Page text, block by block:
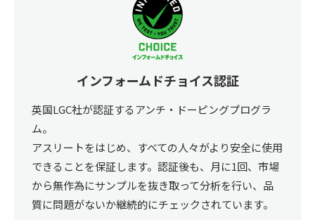
インフォームドチョイス認証
英国LGC社が認証するアンチ・ドーピングプログラ
ム。
アスリートをはじめ、すべての人々がより安全に使用
できることを保証します。認証後も、月に1回、市場
から無作為にサンプルを抜き取って分析を行い、品
質に問題がないか継続的にチェックされています。